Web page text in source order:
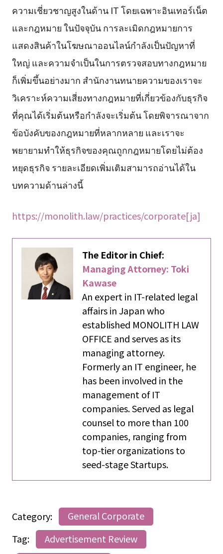
ความเชี่ยวชาญสูงในด้าน IT โดยเฉพาะอินเทอร์เน็ต
และกฎหมาย ในปัจจุบัน การละเมิดกฎหมายการ
แสดงสินค้าในโฆษณาออนไลน์กำลังเป็นปัญหาที่
ใหญ่ และความจำเป็นในการตรวจสอบทางกฎหมาย
ก็เพิ่มขึ้นอย่างมาก สำนักงานทนายความของเราจะ
วิเคราะห์ความเสี่ยงทางกฎหมายที่เกี่ยวข้องกับธุรกิจ
ที่คุณได้เริ่มต้นหรือกำลังจะเริ่มต้น โดยพิจารณาจาก
ข้อบังคับของกฎหมายที่หลากหลาย และเราจะ
พยายามทำให้ธุรกิจของคุณถูกกฎหมายโดยไม่ต้อง
หยุดธุรกิจ รายละเอียดเพิ่มเติมสามารถอ่านได้ใน
บทความด้านล่างนี้
https://monolith.law/practices/corporate[ja]
The Editor in Chief:
Managing Attorney: Toki
Kawase
An expert in IT-related legal
affairs in Japan who
established MONOLITH LAW
OFFICE and serves as its
managing attorney.
Formerly an IT engineer, he
has been involved in the
management of IT
companies. Served as legal
counsel to more than 100
companies, ranging from
top-tier organizations to
seed-stage Startups.
Category:
General Corporate
Tag:
Advertisement Review